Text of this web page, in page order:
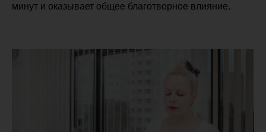
минут и оказывает общее благотворное влияние.